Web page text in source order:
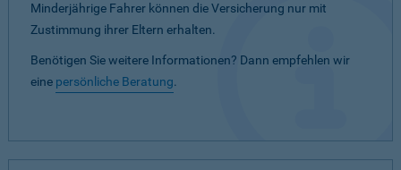
Minderjährige Fahrer können die Versicherung nur mit
Zustimmung ihrer Eltern erhalten.
Benötigen Sie weitere Informationen? Dann empfehlen wir
eine persönliche Beratung.